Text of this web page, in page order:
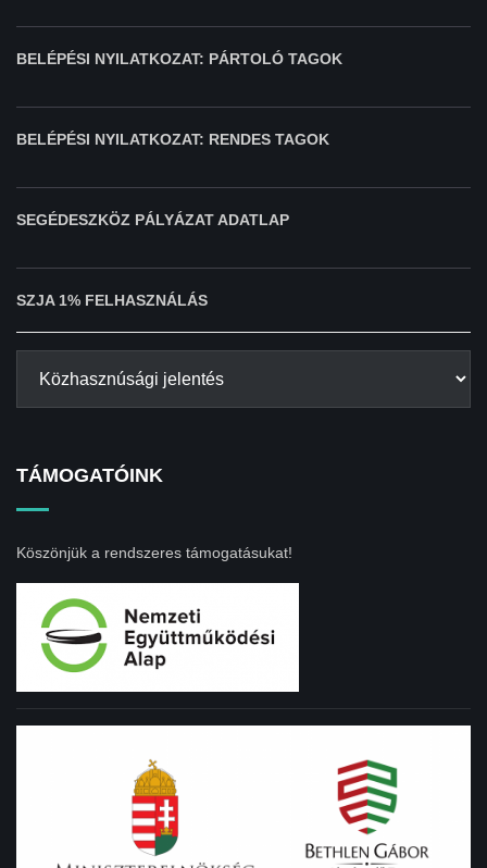
BELÉPÉSI NYILATKOZAT: PÁRTOLÓ TAGOK
BELÉPÉSI NYILATKOZAT: RENDES TAGOK
SEGÉDESZKÖZ PÁLYÁZAT ADATLAP
SZJA 1% FELHASZNÁLÁS
TÁMOGATÓINK
Köszönjük a rendszeres támogatásukat!